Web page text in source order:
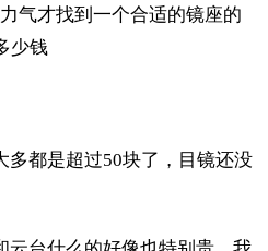
气才找到一个合适的镜座的
少钱
多都是超过50块了，目镜还没